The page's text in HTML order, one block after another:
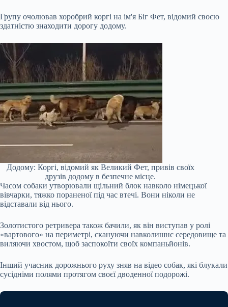
Групу очолював хоробрий коргі на ім'я Біг Фет, відомий своєю
здатністю знаходити дорогу додому.
Додому: Коргі, відомий як Великий Фет, привів своїх
друзів додому в безпечне місце.
Часом собаки утворювали щільний блок навколо німецької
вівчарки, тяжко пораненої під час втечі. Вони ніколи не
відставали від нього.
Золотистого ретривера також бачили, як він виступав у ролі
«вартового» на периметрі, скануючи навколишнє середовище та
виляючи хвостом, щоб заспокоїти своїх компаньйонів.
Інший учасник дорожнього руху зняв на відео собак, які блукали
сусідніми полями протягом своєї дводенної подорожі.